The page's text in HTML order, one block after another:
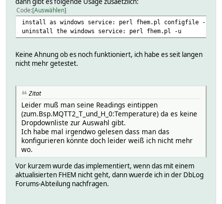
Code Auswählen
install as windows service: perl fhem.pl configfile -i
uninstall the windows service: perl fhem.pl -u
Keine Ahnung ob es noch funktioniert, ich habe es seit langen
nicht mehr getestet.
Zitat
Leider muß man seine Readings eintippen
(zum.Bsp.MQTT2_T_und_H_0:Temperature) da es keine
Dropdownliste zur Auswahl gibt.
Ich habe mal irgendwo gelesen dass man das
konfigurieren könnte doch leider weiß ich nicht mehr
wo.
Vor kurzem wurde das implementiert, wenn das mit einem
aktualisierten FHEM nicht geht, dann wuerde ich in der DbLog
Forums-Abteilung nachfragen.